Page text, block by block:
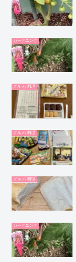
ガーデニング
グルメ/ 料理
グルメ/ 料理
グルメ/ 料理
ガーデニング